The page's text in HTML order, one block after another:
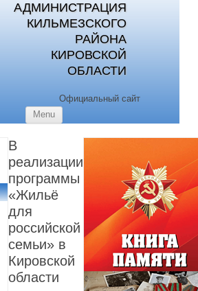
АДМИНИСТРАЦИЯ
КИЛЬМЕЗСКОГО
РАЙОНА
КИРОВСКОЙ
ОБЛАСТИ
Официальный сайт
Menu
В
реализации
программы
«Жильё
для
российской
семьи» в
Кировской
области